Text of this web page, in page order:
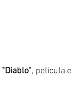
"Diablo", película